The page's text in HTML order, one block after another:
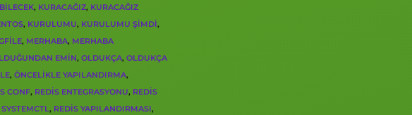
, KURACAĞIZ, KURACAĞIZ
, KURULUMU, KURULUMU ŞIMDI,
, MERHABA, MERHABA
EMIN, OLDUKÇA, OLDUKÇA
, ÖNCELIKLE YAPILANDIRMA,
CONF, REDIS ENTEGRASYONU, REDIS
, REDIS YAPILANDIRMASI,